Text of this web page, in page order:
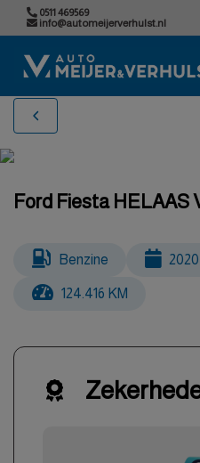
0511 469569
info@automeijerverhulst.nl
Ford Fiesta HELAAS
Benzine 2020
124.416 KM